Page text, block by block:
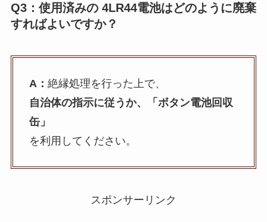
Q3：使用済みの 4LR44電池はどのように廃棄
すればよいですか？
A： 絶縁処理を行った上で、
自治体の指示に従うか、「ボタン電池回収
缶」
を利用してください。
スポンサーリンク